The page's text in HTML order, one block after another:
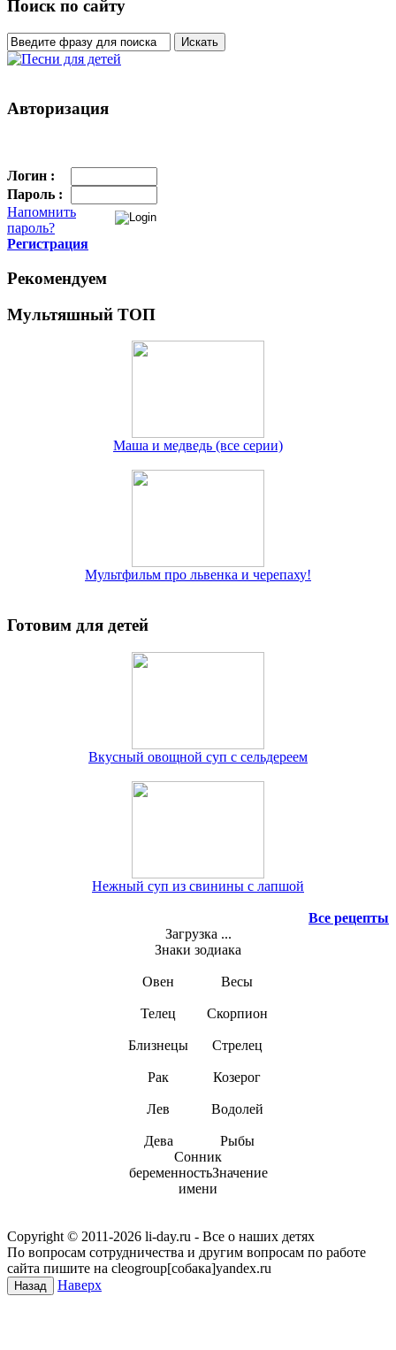
Поиск по сайту
Авторизация
Логин :
Пароль :
Напомнить
пароль?
Регистрация
Рекомендуем
Мультяшный ТОП
Маша и медведь (все серии)
Мультфильм про львенка и черепаху!
Готовим для детей
Вкусный овощной суп с сельдереем
Нежный суп из свинины с лапшой
Все рецепты
Загрузка ...
Знаки зодиака
Овен
Телец
Близнецы
Рак
Лев
Дева
Весы
Скорпион
Стрелец
Козерог
Водолей
Рыбы
Сонник
беременностьЗначение
имени
Copyright © 2011-2026 li-day.ru - Все о наших детях
По вопросам сотрудничества и другим вопросам по работе
сайта пишите на cleogroup[собака]yandex.ru
Наверх